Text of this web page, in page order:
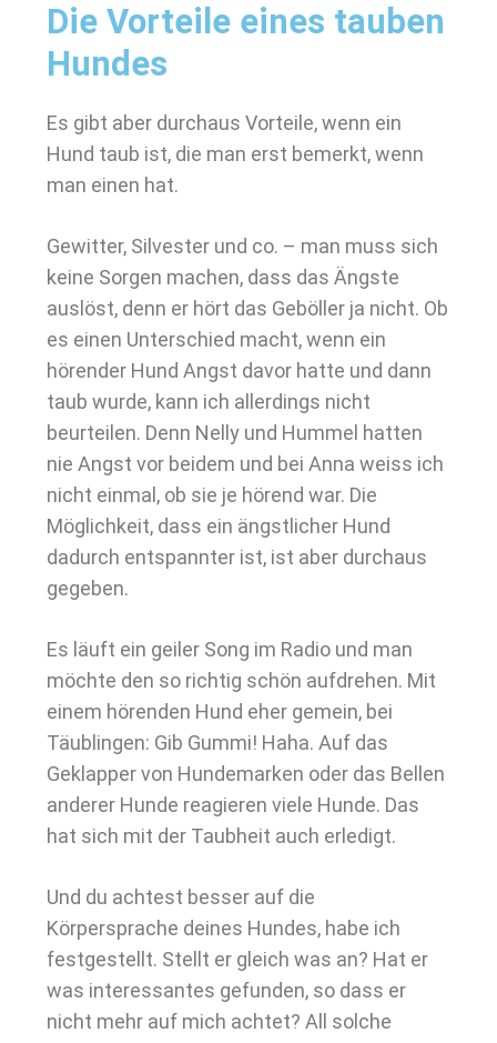
Die Vorteile eines tauben
Hundes
Es gibt aber durchaus Vorteile, wenn ein
Hund taub ist, die man erst bemerkt, wenn
man einen hat.
Gewitter, Silvester und co. – man muss sich
keine Sorgen machen, dass das Ängste
auslöst, denn er hört das Geböller ja nicht. Ob
es einen Unterschied macht, wenn ein
hörender Hund Angst davor hatte und dann
taub wurde, kann ich allerdings nicht
beurteilen. Denn Nelly und Hummel hatten
nie Angst vor beidem und bei Anna weiss ich
nicht einmal, ob sie je hörend war. Die
Möglichkeit, dass ein ängstlicher Hund
dadurch entspannter ist, ist aber durchaus
gegeben.
Es läuft ein geiler Song im Radio und man
möchte den so richtig schön aufdrehen. Mit
einem hörenden Hund eher gemein, bei
Täublingen: Gib Gummi! Haha. Auf das
Geklapper von Hundemarken oder das Bellen
anderer Hunde reagieren viele Hunde. Das
hat sich mit der Taubheit auch erledigt.
Und du achtest besser auf die
Körpersprache deines Hundes, habe ich
festgestellt. Stellt er gleich was an? Hat er
was interessantes gefunden, so dass er
nicht mehr auf mich achtet? All solche